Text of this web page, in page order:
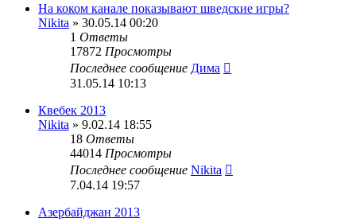
На коком канале показывают шведские игры?
Nikita » 30.05.14 00:20
1 Ответы
17872 Просмотры
Последнее сообщение Дима
31.05.14 10:13
Квебек 2013
Nikita » 9.02.14 18:55
18 Ответы
44014 Просмотры
Последнее сообщение Nikita
7.04.14 19:57
Азербайджан 2013